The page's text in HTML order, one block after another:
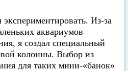
Из-за
аквариумов
я создал специальный
колонны. Выбор из
для таких мини-«банок»